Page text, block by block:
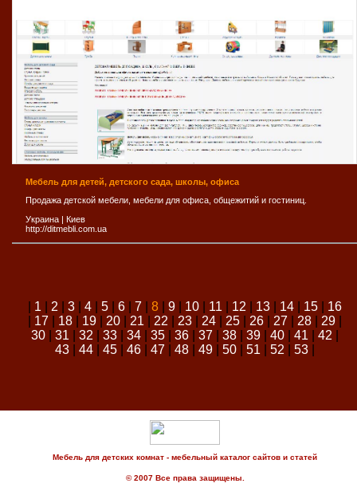
Мебель для детей, детского сада, школы, офиса
Продажа детской мебели, мебели для офиса, общежитий и гостиниц.
Украина | Киев
http://ditmebli.com.ua
1 2 3| 4| 5| 6| 7| 8 9| 10| 11 12 13| 14| 15| 16
17| 18| 19| 20| 21 22 23| 24| 25| 26| 27| 28| 29|
30| 31 32 33| 34| 35| 36| 37| 38| 39| 40| 41 42
43| 44| 45| 46| 47| 48| 49| 50| 51 52 53|
Мебель для детских комнат - мебельный каталог сайтов и статей
© 2007 Все права защищены.